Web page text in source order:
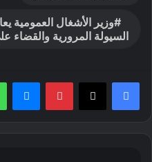
وزير الأشغال العمومية
السيولة المرورية والقضاء
بينتيريست